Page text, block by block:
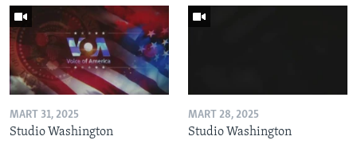
MART 31, 2025
Studio Washington
MART 28, 2025
Studio Washington